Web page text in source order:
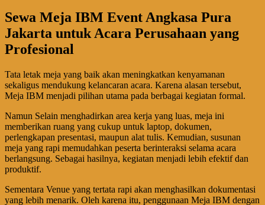
Sewa Meja IBM Event Angkasa Pura
Jakarta untuk Acara Perusahaan yang
Profesional
Tata letak meja yang baik akan meningkatkan kenyamanan
sekaligus mendukung kelancaran acara. Karena alasan tersebut,
Meja IBM menjadi pilihan utama pada berbagai kegiatan formal.
Namun Selain menghadirkan area kerja yang luas, meja ini
memberikan ruang yang cukup untuk laptop, dokumen,
perlengkapan presentasi, maupun alat tulis. Kemudian, susunan
meja yang rapi memudahkan peserta berinteraksi selama acara
berlangsung. Sebagai hasilnya, kegiatan menjadi lebih efektif dan
produktif.
Sementara Venue yang tertata rapi akan menghasilkan dokumentasi
yang lebih menarik. Oleh karena itu, penggunaan Meja IBM dengan